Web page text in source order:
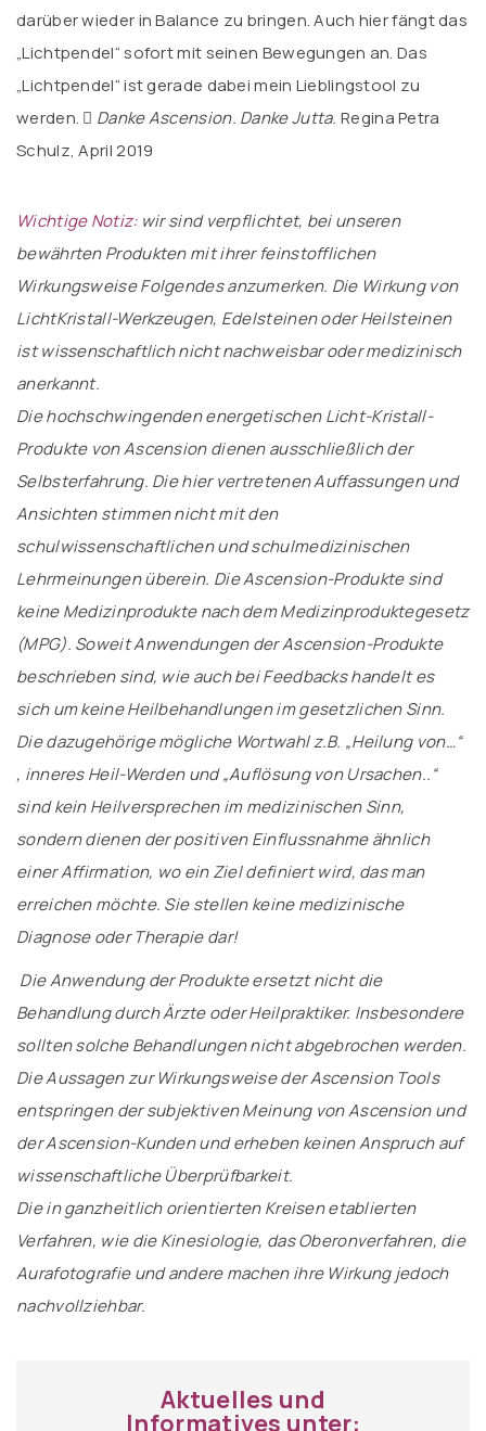
darüber wieder in Balance zu bringen. Auch hier fängt das
„Lichtpendel“ sofort mit seinen Bewegungen an. Das
„Lichtpendel“ ist gerade dabei mein Lieblingstool zu
werden.  Danke Ascension. Danke Jutta. Regina Petra
Schulz, April 2019
Wichtige Notiz:wir sind verpflichtet, bei unseren
bewährten Produkten mit ihrer feinstofflichen
Wirkungsweise Folgendes anzumerken. Die Wirkung von
LichtKristall-Werkzeugen, Edelsteinen oder Heilsteinen
ist wissenschaftlich nicht nachweisbar oder medizinisch
anerkannt.
Die hochschwingenden energetischen Licht-Kristall-
Produkte von Ascension dienen ausschließlich der
Selbsterfahrung. Die hier vertretenen Auffassungen und
Ansichten stimmen nicht mit den
schulwissenschaftlichen und schulmedizinischen
Lehrmeinungen überein. Die Ascension-Produkte sind
keine Medizinprodukte nach dem Medizinproduktegesetz
(MPG). Soweit Anwendungen der Ascension-Produkte
beschrieben sind, wie auch bei Feedbacks handelt es
sich um keine Heilbehandlungen im gesetzlichen Sinn.
Die dazugehörige mögliche Wortwahl z.B. „Heilung von…“
, inneres Heil-Werden und „Auflösung von Ursachen..“
sind kein Heilversprechen im medizinischen Sinn,
sondern dienen der positiven Einflussnahme ähnlich
einer Affirmation, wo ein Ziel definiert wird, das man
erreichen möchte. Sie stellen keine medizinische
Diagnose oder Therapie dar!
Die Anwendung der Produkte ersetzt nicht die
Behandlung durch Ärzte oder Heilpraktiker. Insbesondere
sollten solche Behandlungen nicht abgebrochen werden.
Die Aussagen zur Wirkungsweise der Ascension Tools
entspringen der subjektiven Meinung von Ascension und
der Ascension-Kunden und erheben keinen Anspruch auf
wissenschaftliche Überprüfbarkeit.
Die in ganzheitlich orientierten Kreisen etablierten
Verfahren, wie die Kinesiologie, das Oberonverfahren, die
Aurafotografie und andere machen ihre Wirkung jedoch
nachvollziehbar.
Aktuelles und
Informatives unter: